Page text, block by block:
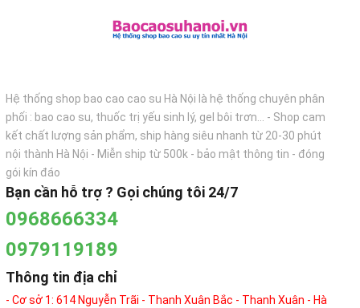
Hệ thống shop bao cao cao su Hà Nội là hệ thống chuyên phân
phối : bao cao su, thuốc trị yếu sinh lý, gel bôi trơn... - Shop cam
kết chất lượng sản phẩm, ship hàng siêu nhanh từ 20-30 phút
nội thành Hà Nội - Miễn ship từ 500k - bảo mật thông tin - đóng
gói kín đáo
Bạn cần hỗ trợ ? Gọi chúng tôi 24/7
0968666334
0979119189
Thông tin địa chỉ
- Cơ sở 1: 614 Nguyễn Trãi - Thanh Xuân Bắc - Thanh Xuân - Hà